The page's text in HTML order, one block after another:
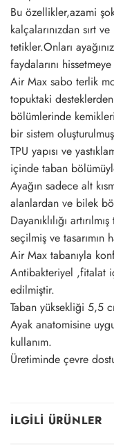
Bu özellikler,azami
kalçalarınızdan sırt ve
tetikler.Onları
faydalarını
Air Max sabo terlik
topuktaki
bölümlerinde
bir sistem
TPU yapısı ve
içinde taban
Ayağın sadece alt
alanlardan ve bilek
Dayanıklılığı
seçilmiş ve tasarımın
Air Max tabanıyla
Antibakteriyel ,fitalat
edilmiştir.
Taban yüksekliği 5,5
Ayak anatomisine
kullanım.
Üretiminde çevre
İLGILI ÜRÜNLER